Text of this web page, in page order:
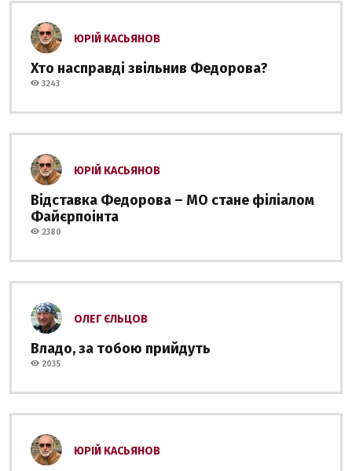
ЮРІЙ КАСЬЯНОВ
Хто насправді звільнив Федорова?
3243
ЮРІЙ КАСЬЯНОВ
Відставка Федорова – МО стане філіалом
Файєрпоінта
2380
ОЛЕГ ЄЛЬЦОВ
Владо, за тобою прийдуть
2035
ЮРІЙ КАСЬЯНОВ